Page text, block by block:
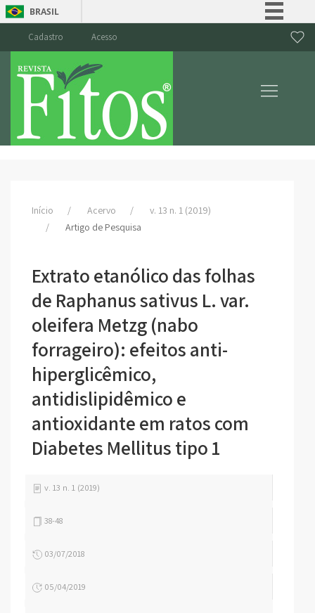
BRASIL
Canais
Cadastro Acesso
Início Acervo
v. 13 n. 1 (2019)
Artigo de Pesquisa
Extrato etanólico das folhas
de Raphanus sativus L. var.
oleifera Metzg (nabo
forrageiro): efeitos anti-
hiperglicêmico,
antidislipidêmico e
antioxidante em ratos com
Diabetes Mellitus tipo 1
v. 13 n. 1 (2019)
38-48
03/07/2018
05/04/2019